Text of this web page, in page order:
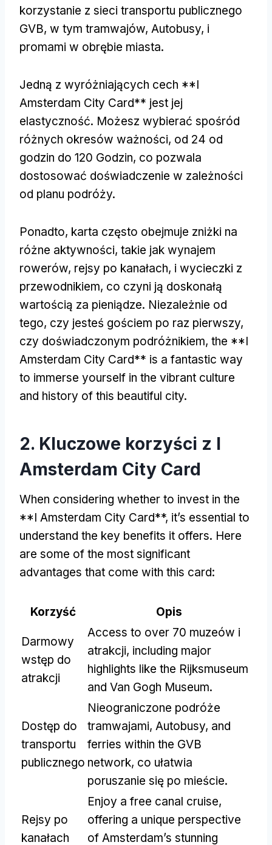
korzystanie z sieci transportu publicznego
GVB, w tym tramwajów, Autobusy, i
promami w obrębie miasta.
Jedną z wyróżniających cech **I
Amsterdam City Card** jest jej
elastyczność. Możesz wybierać spośród
różnych okresów ważności, od 24 od
godzin do 120 Godzin, co pozwala
dostosować doświadczenie w zależności
od planu podróży.
Ponadto, karta często obejmuje zniżki na
różne aktywności, takie jak wynajem
rowerów, rejsy po kanałach, i wycieczki z
przewodnikiem, co czyni ją doskonałą
wartością za pieniądze. Niezależnie od
tego, czy jesteś gościem po raz pierwszy,
czy doświadczonym podróżnikiem, the **I
Amsterdam City Card** is a fantastic way
to immerse yourself in the vibrant culture
and history of this beautiful city.
2. Kluczowe korzyści z I
Amsterdam City Card
When considering whether to invest in the
**I Amsterdam City Card**, it’s essential to
understand the key benefits it offers. Here
are some of the most significant
advantages that come with this card:
Korzyść Opis
Darmowy
wstęp do
atrakcji
Access to over 70 muzeów i
atrakcji, including major
highlights like the Rijksmuseum
and Van Gogh Museum.
Dostęp do
transportu
publicznego
Nieograniczone podróże
tramwajami, Autobusy, and
ferries within the GVB
network, co ułatwia
poruszanie się po mieście.
Rejsy po
kanałach
Enjoy a free canal cruise,
offering a unique perspective
of Amsterdam’s stunning